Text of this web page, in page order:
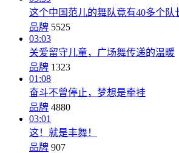
这个中国范儿的舞队竟有40多个队
品牌 5525
03:03
关爱留守儿童，广场舞传递的温暖
品牌 1323
01:08
奋斗不曾停止，梦想是牵挂
品牌 4880
03:01
这！就是丰舞！
品牌 907